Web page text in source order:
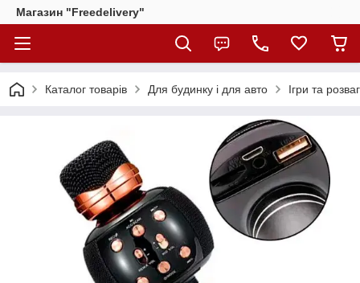
Магазин "Freedelivery"
Каталог товарів Для будинку і для авто Ігри та